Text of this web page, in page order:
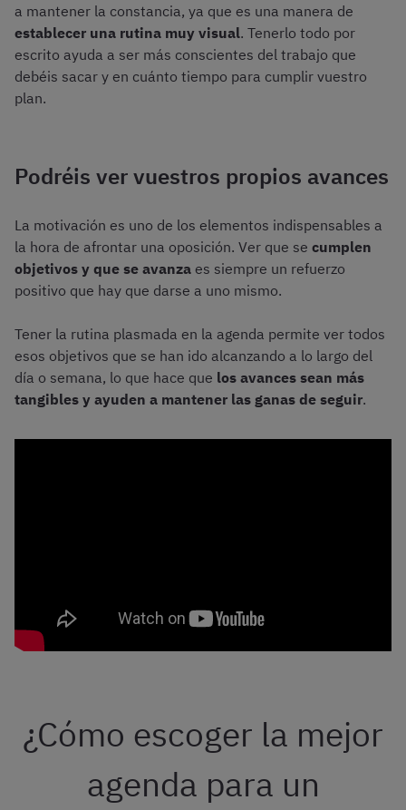
a mantener la constancia, ya que es una manera de
establecer una rutina muy visual. Tenerlo todo por
escrito ayuda a ser más conscientes del trabajo que
debéis sacar y en cuánto tiempo para cumplir vuestro
plan.
Podréis ver vuestros propios avances
La motivación es uno de los elementos indispensables a
la hora de afrontar una oposición. Ver que se cumplen
objetivos y que se avanza es siempre un refuerzo
positivo que hay que darse a uno mismo.
Tener la rutina plasmada en la agenda permite ver todos
esos objetivos que se han ido alcanzando a lo largo del
día o semana, lo que hace que los avances sean más
tangibles y ayuden a mantener las ganas de seguir.
¿Cómo escoger la mejor
agenda para un